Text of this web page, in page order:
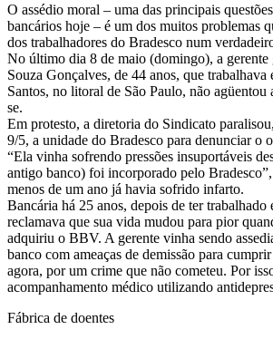
O assédio moral – uma das principais
bancários hoje – é um dos muitos problemas
dos trabalhadores do Bradesco num
No último dia 8 de maio (domingo), a gerente
Souza Gonçalves, de 44 anos, que trabalhava
Santos, no litoral de São Paulo, não agüentou
se.
Em protesto, a diretoria do Sindicato
9/5, a unidade do Bradesco para denunciar o
“Ela vinha sofrendo pressões insuportáveis
antigo banco) foi incorporado pelo
menos de um ano já havia sofrido infarto.
Bancária há 25 anos, depois de ter trabalhado
reclamava que sua vida mudou para pior
adquiriu o BBV. A gerente vinha sendo
banco com ameaças de demissão para
agora, por um crime que não cometeu. Por
acompanhamento médico utilizando
Fábrica de doentes